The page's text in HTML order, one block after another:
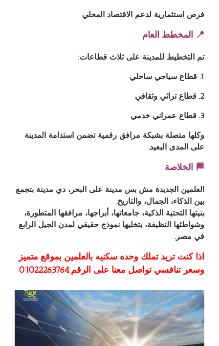
فرص استثمارية لدعم الاقتصاد المحلي
📍 المخطط العام
تم التخطيط للمدينة على ثلاث قطاعات:
1. قطاع سياحي ساحلي
2. قطاع تراثي وثقافي
3. قطاع عمراني خدمي
وكلها متصلة بشبكة مرافق رقمية تضمن استدامة المدينة
على المدى البعيد.
🏁 الخلاصة
العلمين الجديدة مش بس مدينة على البحر، دي مدينة بتجمع
بين الذكاء، الجمال، والتاريخ.
بنيتها التحتية الذكية، جامعاتها، أبراجها، مرافقها المتطورة،
وشواطئها النظيفة، بتخليها نموذج حقيقي لمدن الجيل الرابع
في مصر.
اذا كنت تريد تملك وحده سكنيه بالعلمين بموقع متميز
وسعر تنافسي تواصل معنا على الرقم ⁦01022263764⁩